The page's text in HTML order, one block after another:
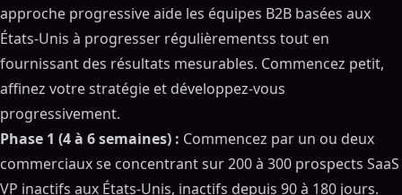
approche progressive aide les équipes B2B basées aux
États-Unis à progresser régulièrementss tout en
fournissant des résultats mesurables. Commencez petit,
affinez votre stratégie et développez-vous
progressivement.
Phase 1 (4 à 6 semaines) : Commencez par un ou deux
commerciaux se concentrant sur 200 à 300 prospects SaaS
VP inactifs aux États-Unis, inactifs depuis 90 à 180 jours.